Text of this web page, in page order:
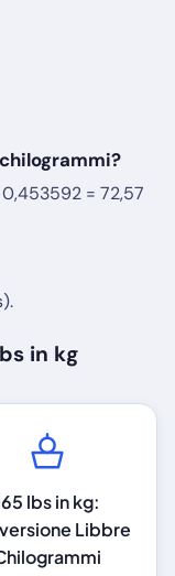
= 72,57
in kg
lbs in kg:
Libbre